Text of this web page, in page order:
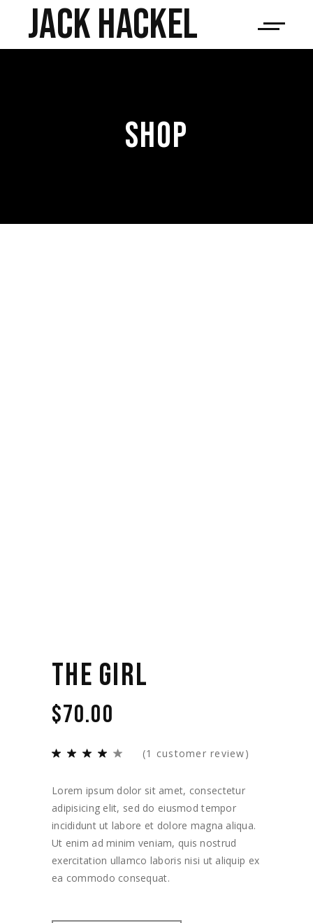
JACK HACKEL
SHOP
THE GIRL
$70.00
(1 customer review)
Lorem ipsum dolor sit amet, consectetur
adipisicing elit, sed do eiusmod tempor
incididunt ut labore et dolore magna aliqua.
Ut enim ad minim veniam, quis nostrud
exercitation ullamco laboris nisi ut aliquip ex
ea commodo consequat.